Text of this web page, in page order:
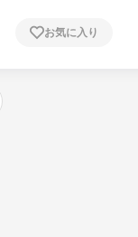
お気に入り